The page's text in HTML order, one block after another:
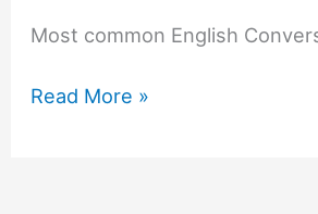
Most common English
Read More »